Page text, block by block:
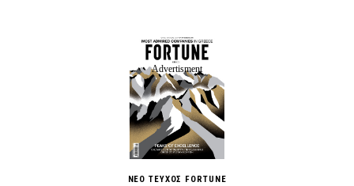
ΝΕΟ ΤΕΥΧΟΣ FORTUNE